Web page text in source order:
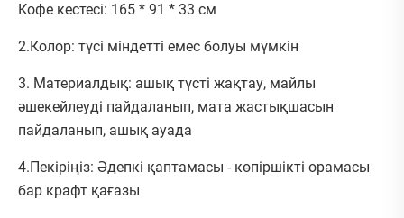
Кофе кестесі: 165 * 91 * 33 см
2.Колор: түсі міндетті емес болуы мүмкін
3. Материалдық: ашық түсті жақтау, майлы
әшекейлеуді пайдаланып, мата жастықшасын
пайдаланып, ашық ауада
4.Пекіріңіз: Әдепкі қаптамасы - көпіршікті орамасы
бар крафт қағазы